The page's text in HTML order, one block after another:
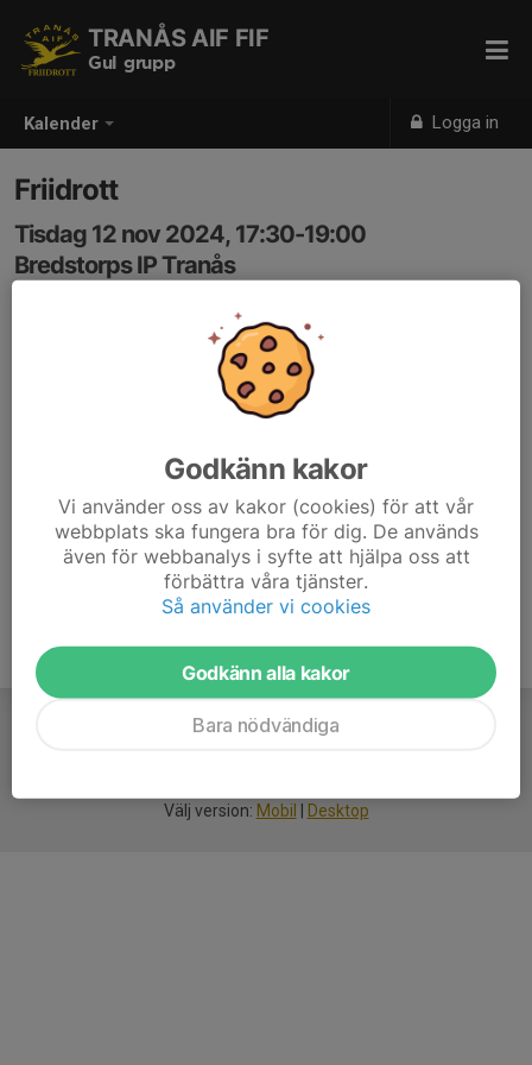
Kalender Logga in
TRANÅS AIF FIF
Gul grupp
Friidrott
Tisdag 12 nov 2024, 17:30-19:00
Bredstorps IP Tranås
Välj version: Mobil Desktop
Godkänn kakor
Vi använder oss av kakor (cookies) för att vår
webbplats ska fungera bra för dig. De används
även för webbanalys i syfte att hjälpa oss att
förbättra våra tjänster.
Så använder vi cookies
Godkänn alla kakor
Bara nödvändiga